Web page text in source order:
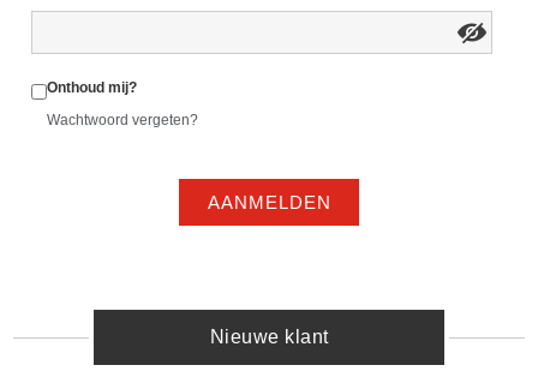
Onthoud mij?
Wachtwoord vergeten?
AANMELDEN
Nieuwe klant